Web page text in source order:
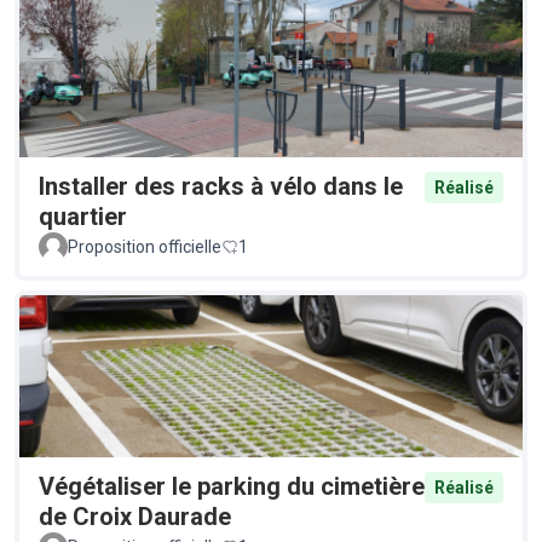
Installer des racks à vélo dans le
quartier
Réalisé
Proposition officielle 1
Végétaliser le parking du cimetière
de Croix Daurade
Réalisé